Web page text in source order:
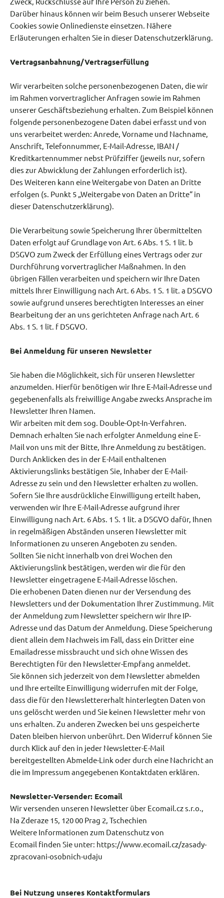
Darüber hinaus können wir beim Besuch unserer Webseite
Cookies sowie Onlinedienste einsetzen. Nähere
Erläuterungen erhalten Sie in dieser Datenschutzerklärung.
Vertragsanbahnung/Vertragserfüllung
Wir verarbeiten solche personenbezogenen Daten, die wir
im Rahmen vorvertraglicher Anfragen sowie im Rahmen
unserer Geschäftsbeziehung erhalten. Zum Beispiel können
folgende personenbezogene Daten dabei erfasst und von
uns verarbeitet werden: Anrede, Vorname und Nachname,
Anschrift, Telefonnummer, E-Mail-Adresse, IBAN /
Kreditkartennummer nebst Prüfziffer (jeweils nur, sofern
dies zur Abwicklung der Zahlungen erforderlich ist).
Des Weiteren kann eine Weitergabe von Daten an Dritte
erfolgen (s. Punkt 5 „Weitergabe von Daten an Dritte“ in
dieser Datenschutzerklärung).
Die Verarbeitung sowie Speicherung Ihrer übermittelten
Daten erfolgt auf Grundlage von Art. 6 Abs. 1 S. 1 lit. b
DSGVO zum Zweck der Erfüllung eines Vertrags oder zur
Durchführung vorvertraglicher Maßnahmen. In den
übrigen Fällen verarbeiten und speichern wir Ihre Daten
mittels Ihrer Einwilligung nach Art. 6 Abs. 1 S. 1 lit. a DSGVO
sowie aufgrund unseres berechtigten Interesses an einer
Bearbeitung der an uns gerichteten Anfrage nach Art. 6
Abs. 1 S. 1 lit. f DSGVO.
Bei Anmeldung für unseren Newsletter
Sie haben die Möglichkeit, sich für unseren Newsletter
anzumelden. Hierfür benötigen wir Ihre E-Mail-Adresse und
gegebenenfalls als freiwillige Angabe zwecks Ansprache im
Newsletter Ihren Namen.
Wir arbeiten mit dem sog. Double-Opt-In-Verfahren.
Demnach erhalten Sie nach erfolgter Anmeldung eine E-
Mail von uns mit der Bitte, Ihre Anmeldung zu bestätigen.
Durch Anklicken des in der E-Mail enthaltenen
Aktivierungslinks bestätigen Sie, Inhaber der E-Mail-
Adresse zu sein und den Newsletter erhalten zu wollen.
Sofern Sie Ihre ausdrückliche Einwilligung erteilt haben,
verwenden wir Ihre E-Mail-Adresse aufgrund ihrer
Einwilligung nach Art. 6 Abs. 1 S. 1 lit. a DSGVO dafür, Ihnen
in regelmäßigen Abständen unseren Newsletter mit
Informationen zu unseren Angeboten zu senden.
Sollten Sie nicht innerhalb von drei Wochen den
Aktivierungslink bestätigen, werden wir die für den
Newsletter eingetragene E-Mail-Adresse löschen.
Die erhobenen Daten dienen nur der Versendung des
Newsletters und der Dokumentation Ihrer Zustimmung. Mit
der Anmeldung zum Newsletter speichern wir Ihre IP-
Adresse und das Datum der Anmeldung. Diese Speicherung
dient allein dem Nachweis im Fall, dass ein Dritter eine
Emailadresse missbraucht und sich ohne Wissen des
Berechtigten für den Newsletter-Empfang anmeldet.
Sie können sich jederzeit von dem Newsletter abmelden
und Ihre erteilte Einwilligung widerrufen mit der Folge,
dass die für den Newslettererhalt hinterlegten Daten von
uns gelöscht werden und Sie keinen Newsletter mehr von
uns erhalten. Zu anderen Zwecken bei uns gespeicherte
Daten bleiben hiervon unberührt. Den Widerruf können Sie
durch Klick auf den in jeder Newsletter-E-Mail
bereitgestellten Abmelde-Link oder durch eine Nachricht an
die im Impressum angegebenen Kontaktdaten erklären.
Newsletter-Versender: Ecomail
Wir versenden unseren Newsletter über Ecomail.cz s.r.o.,
Na Zderaze 15, 120 00 Prag 2, Tschechien
Weitere Informationen zum Datenschutz von
Ecomail finden Sie unter: https://www.ecomail.cz/zasady-
zpracovani-osobnich-udaju
Bei Nutzung unseres Kontaktformulars